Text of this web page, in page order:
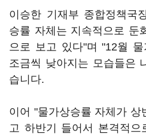
이승한 기재부 종합정책국
승률 자체는 지속적으로 둔
으로 보고 있다"며 "12월 물
조금씩 낮아지는 모습들은
습니다.
이어 "물가상승률 자체가 상
고 하반기 들어서 본격적으